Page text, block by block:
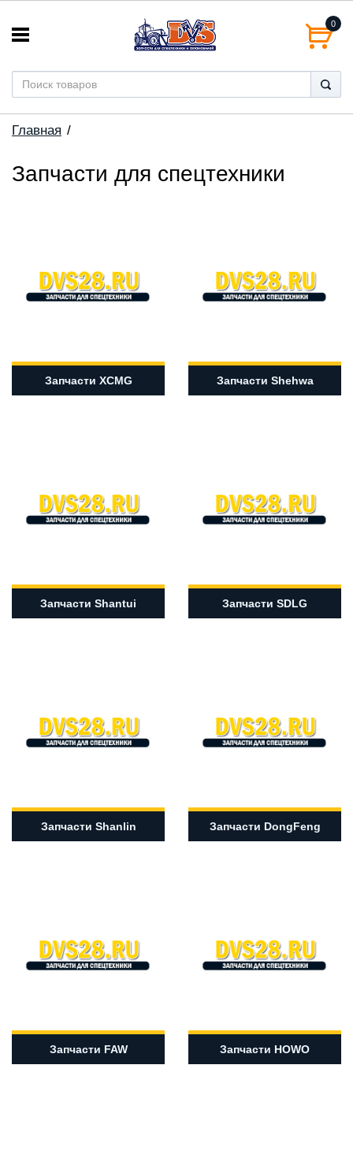
0
Главная
Запчасти для спецтехники
Запчасти XCMG Запчасти Shehwa
Запчасти Shantui Запчасти SDLG
Запчасти Shanlin Запчасти DongFeng
Запчасти FAW Запчасти HOWO